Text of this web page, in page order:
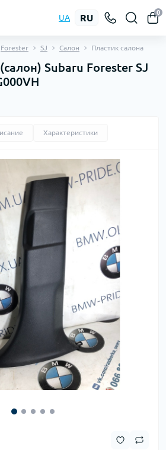
UA RU
0
Forester SJ Салон Пластик салона
Subaru Forester SJ
Характеристики